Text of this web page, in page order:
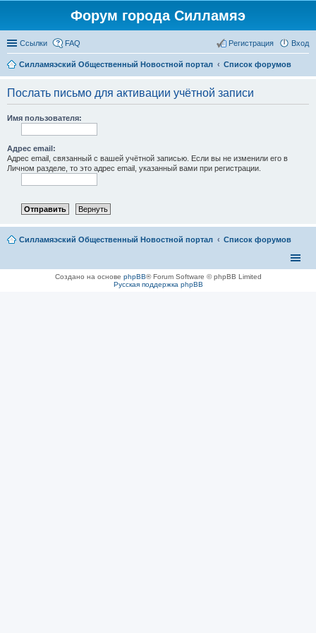
Форум города Силламяэ
Ссылки FAQ Вход
Регистрация
Силламяэский Общественный Новостной портал Список форумов
Послать письмо для активации учётной записи
Имя пользователя:
Адрес email:
Адрес email, связанный с вашей учётной записью. Если вы не изменили его в
Личном разделе, то это адрес email, указанный вами при регистрации.
Силламяэский Общественный Новостной портал Список форумов
Создано на основе phpBB® Forum Software © phpBB Limited
Русская поддержка phpBB